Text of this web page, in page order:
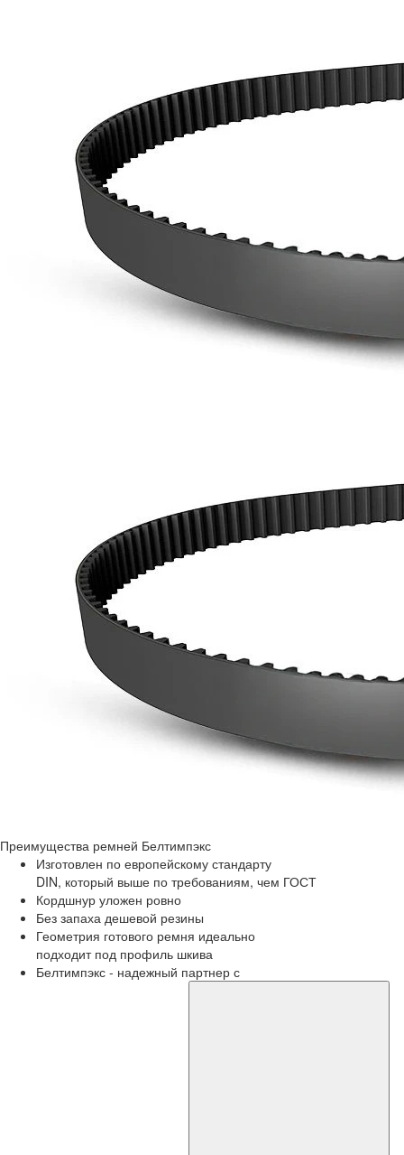
Преимущества ремней Белтимпэкс
Изготовлен по европейскому стандарту
DIN, который выше по требованиям, чем ГОСТ
Кордшнур уложен ровно
Без запаха дешевой резины
Геометрия готового ремня идеально
подходит под профиль шкива
Белтимпэкс - надежный партнер с